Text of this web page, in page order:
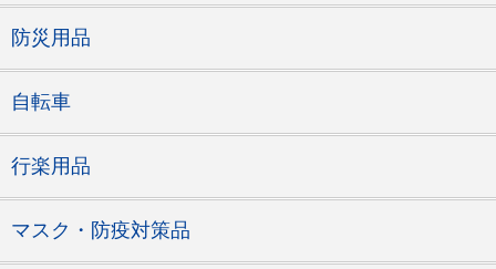
防災用品
自転車
行楽用品
マスク・防疫対策品